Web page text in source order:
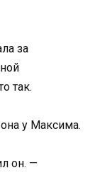
за
так.
у Максима.
он. —